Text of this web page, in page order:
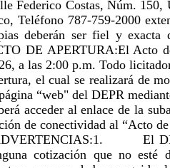
Federico Costas, Núm.
Teléfono 787-759-2000
deberán ser fiel y
DE APERTURA:El Acto
a las 2:00 p.m. Todo
el cual se realizará de
“web" del DEPR
acceder al enlace de la
de conectividad al “Acto
El
cotización que no esté